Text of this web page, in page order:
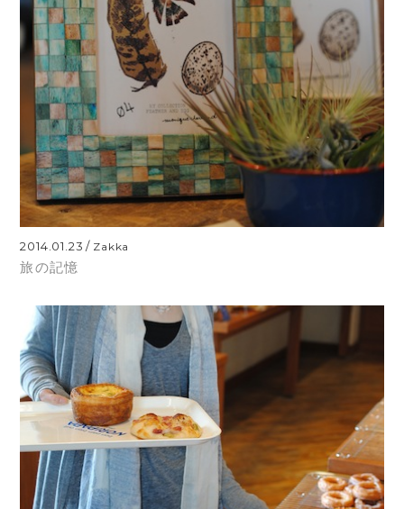
2014.01.23 Zakka
旅の記憶